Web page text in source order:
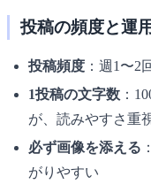
投稿の頻度と運
投稿頻度 ：週1〜2
1投稿の文字数 ：
が、読みやすさ重
必ず画像を添える
がりやすい